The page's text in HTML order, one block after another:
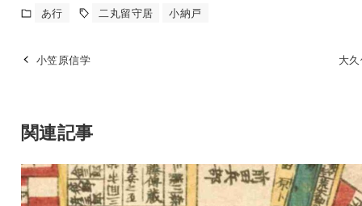
あ行 二丸留守居 小納戸
小笠原信学 大
関連記事